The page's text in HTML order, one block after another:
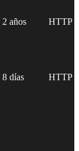
2 años HTTP
8 días HTTP